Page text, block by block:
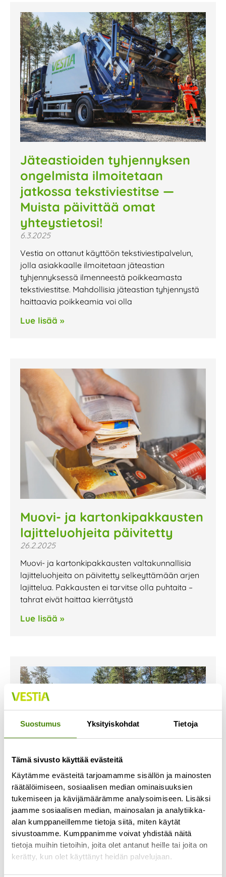
Suostumus Yksityiskohdat Tietoja
Tämä sivusto käyttää evästeitä
Käytämme evästeitä tarjoamamme sisällön ja mainosten
räätälöimiseen, sosiaalisen median ominaisuuksien
tukemiseen ja kävijämäärämme analysoimiseen. Lisäksi
jaamme sosiaalisen median, mainosalan ja analytiikka-
alan kumppaneillemme tietoja siitä, miten käytät
sivustoamme. Kumppanimme voivat yhdistää näitä
tietoja muihin tietoihin, joita olet antanut heille tai joita on
kerätty, kun olet käyttänyt heidän palvelujaan.
Jäteastioiden tyhjennyksen
ongelmista ilmoitetaan
jatkossa tekstiviestitse —
Muista päivittää omat
yhteystietosi!
6.3.2025
Vestia on ottanut käyttöön tekstiviestipalvelun,
jolla asiakkaalle ilmoitetaan jäteastian
tyhjennyksessä ilmenneestä poikkeamasta
tekstiviestitse. Mahdollisia jäteastian tyhjennystä
haittaavia poikkeamia voi olla
Lue lisää »
Muovi- ja kartonkipakkausten
lajitteluohjeita päivitetty
26.2.2025
Muovi- ja kartonkipakkausten valtakunnallisia
lajitteluohjeita on päivitetty selkeyttämään arjen
lajittelua. Pakkausten ei tarvitse olla puhtaita –
tahrat eivät haittaa kierrätystä
Lue lisää »
Vestia Oy ja Raahe aloittavat
osakkuusneuvottelut
17.2.2025
Kuntien omistama jätehuoltoyhtiö Vestia Oy ja
Raahen kaupunki aloittavat osakkuusneuvottelut,